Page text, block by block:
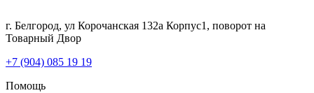
г. Белгород, ул Корочанская 132а Корпус1, поворот на
Товарный Двор
+7 (904) 085 19 19
Помощь